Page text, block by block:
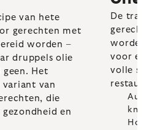
van hete
gerechten met
worden –
druppels olie
geen. Het
variant van
die
en
De
worden
voor
volle